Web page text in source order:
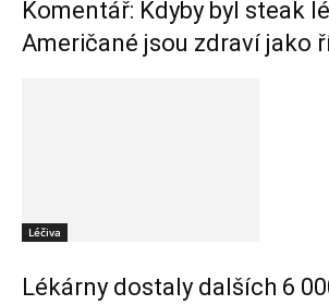
Komentář: Kdyby byl steak
Američané jsou zdraví jako
Léčiva
Lékárny dostaly dalších 6